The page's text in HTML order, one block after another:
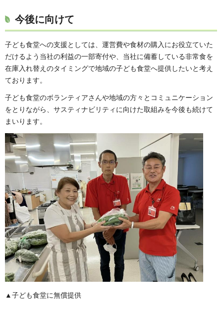
今後に向けて
子ども食堂への支援としては、運営費や食材の購入にお役立ていた
だけるよう当社の利益の一部寄付や、当社に備蓄している非常食を
在庫入れ替えのタイミングで地域の子ども食堂へ提供したいと考え
ております。
子ども食堂のボランティアさんや地域の方々とコミュニケーション
をとりながら、サスティナビリティに向けた取組みを今後も続けて
まいります。
▲子ども食堂に無償提供